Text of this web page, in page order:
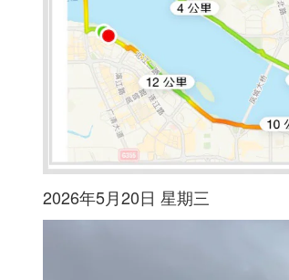
2026年5月20日 星期三